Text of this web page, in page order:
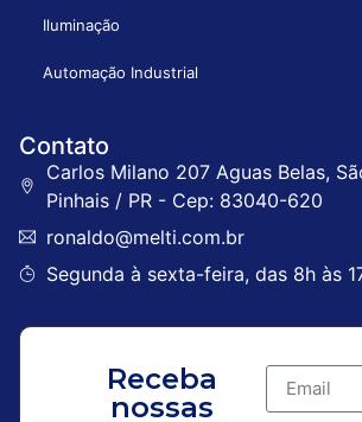
Iluminação
Automação Industrial
Contato
Carlos Milano 207 Aguas Belas,
Pinhais / PR - Cep: 83040-620
ronaldo@melti.com.br
Segunda à sexta-feira, das 8h às
Receba
nossas